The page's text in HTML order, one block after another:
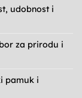
udobnost i
za prirodu i
pamuk i